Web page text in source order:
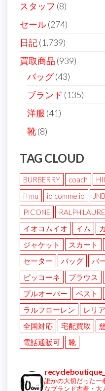
スタッフ (8)
セール(274)
日記(1,739)
買取商品 (939)
バッグ(43)
ブランド (135)
洋服 (41)
靴(8)
TAG CLOUD
BURBERRY coach
i+mu
io comme io
PICONE
RALPH
イオコムイオ
イム
ジャケット
スカート
セーター
バッグ バ
ピッコーネ
ブラウス
プルオーバー
ベスト
ラルフローレン
レリ
全国対応
宅配買取
電話通販可
靴
誰かの大切だった一
なブランド古着・大